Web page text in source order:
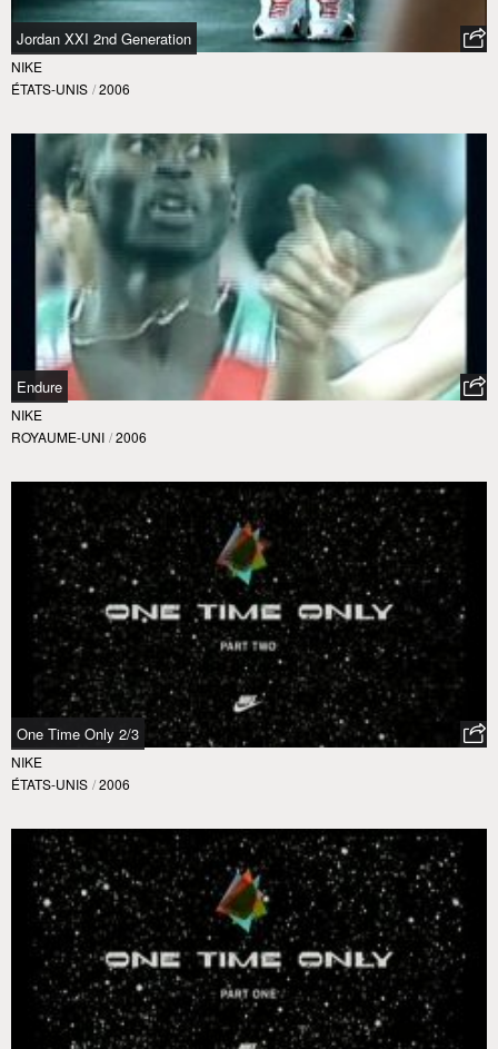
Jordan XXI 2nd Generation
NIKE
ÉTATS-UNIS / 2006
Endure
NIKE
ROYAUME-UNI / 2006
One Time Only 2/3
NIKE
ÉTATS-UNIS / 2006